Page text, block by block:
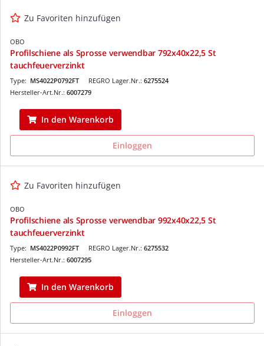
Zu Favoriten hinzufügen
OBO
Profilschiene als Sprosse verwendbar 792x40x22,5 St
tauchfeuerverzinkt
REGRO Lager.Nr.: 6275524
Type: MS4022P0792FT
Hersteller-Art.Nr.: 6007279
In den Warenkorb
Einloggen
Zu Favoriten hinzufügen
OBO
Profilschiene als Sprosse verwendbar 992x40x22,5 St
tauchfeuerverzinkt
REGRO Lager.Nr.: 6275532
Type: MS4022P0992FT
Hersteller-Art.Nr.: 6007295
In den Warenkorb
Einloggen